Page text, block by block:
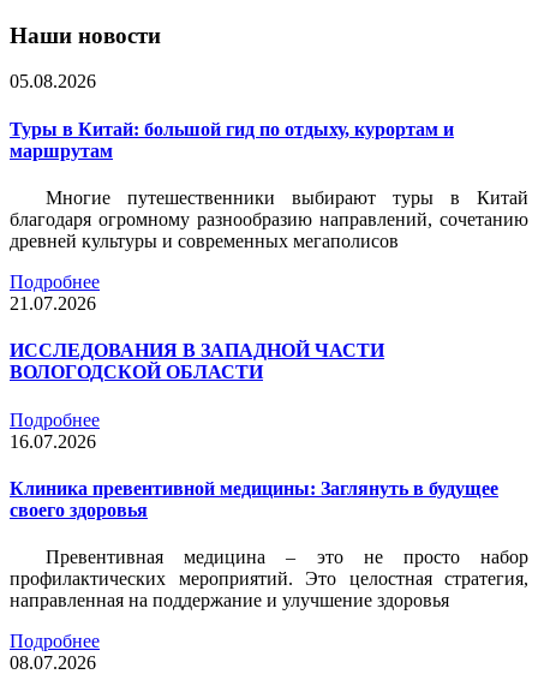
Наши новости
05.08.2026
Туры в Китай: большой гид по отдыху, курортам и
маршрутам
Многие путешественники выбирают туры в Китай
благодаря огромному разнообразию направлений, сочетанию
древней культуры и современных мегаполисов
Подробнее
21.07.2026
ИССЛЕДОВАНИЯ В ЗАПАДНОЙ ЧАСТИ
ВОЛОГОДСКОЙ ОБЛАСТИ
Подробнее
16.07.2026
Клиника превентивной медицины: Заглянуть в будущее
своего здоровья
Превентивная медицина – это не просто набор
профилактических мероприятий. Это целостная стратегия,
направленная на поддержание и улучшение здоровья
Подробнее
08.07.2026